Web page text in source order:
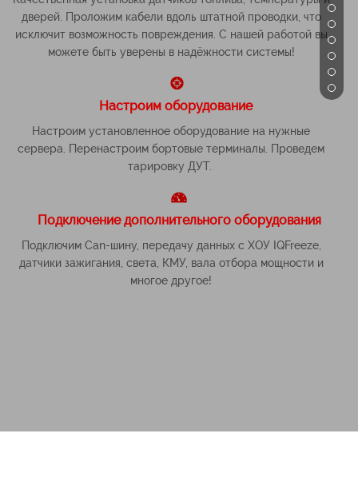
дверей. Проложим кабели вдоль штатной проводки, что
исключит возможность повреждения. С нашей работой вы
можете быть уверены в надёжности системы!
Настроим оборудование
Настроим установленное оборудование на нужные
сервера. Перенастроим бортовые терминалы. Проведем
тарировку ДУТ.
Подключение дополнительного оборудования
Подключим Can-шину, передачу данных с ХОУ IQFreeze,
датчики зажигания, света, КМУ, вала отбора мощности и
многое другое!